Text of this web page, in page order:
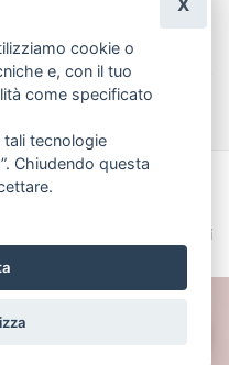
Siti ecommerce per Fioristi
Termini e Condizioni
cookie o
e, con il tuo
come specificato
tali tecnologie
Chiudendo questa